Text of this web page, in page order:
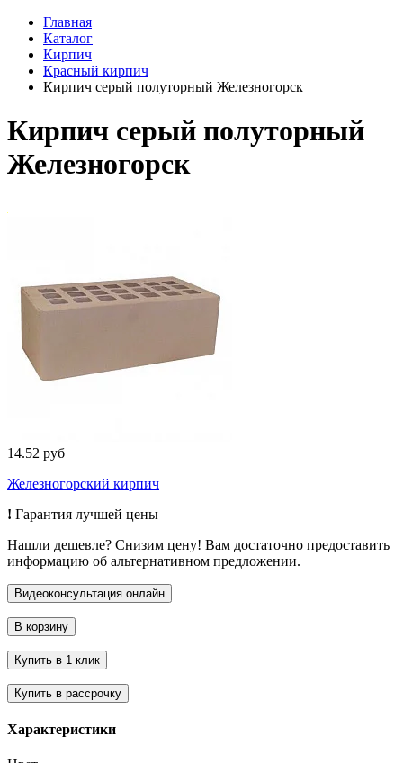
Главная
Каталог
Кирпич
Красный кирпич
Кирпич серый полуторный Железногорск
Кирпич серый полуторный
Железногорск
14.52 руб
Железногорский кирпич
! Гарантия лучшей цены
Нашли дешевле? Снизим цену! Вам достаточно предоставить
информацию об альтернативном предложении.
Характеристики